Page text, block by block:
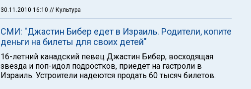
30.11.2010 16:10 // Культура
СМИ: "Джастин Бибер едет в Израиль. Родители, копите
деньги на билеты для своих детей"
16-летний канадский певец Джастин Бибер, восходящая
звезда и поп-идол подростков, приедет на гастроли в
Израиль. Устроители надеются продать 60 тысяч билетов.